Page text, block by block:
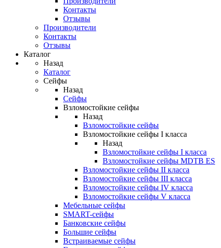
Контакты
Отзывы
Производители
Контакты
Отзывы
Каталог
Назад
Каталог
Сейфы
Назад
Сейфы
Взломостойкие сейфы
Назад
Взломостойкие сейфы
Взломостойкие сейфы I класса
Назад
Взломостойкие сейфы I класса
Взломостойкие сейфы MDTB ES
Взломостойкие сейфы II класса
Взломостойкие сейфы III класса
Взломостойкие сейфы IV класса
Взломостойкие сейфы V класса
Мебельные сейфы
SMART-сейфы
Банковские сейфы
Большие сейфы
Встраиваемые сейфы